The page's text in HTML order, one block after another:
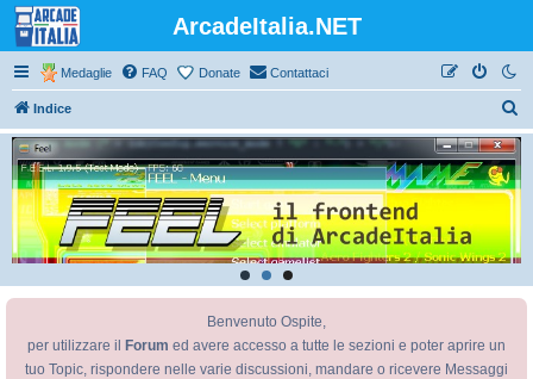
ArcadeItalia.NET
Medaglie FAQ Donate Contattaci
Indice
e
r
c
Benvenuto Ospite,
per utilizzare il
Forum ed avere accesso a tutte le sezioni e poter aprire un
tuo Topic, rispondere nelle varie discussioni, mandare o ricevere Messaggi